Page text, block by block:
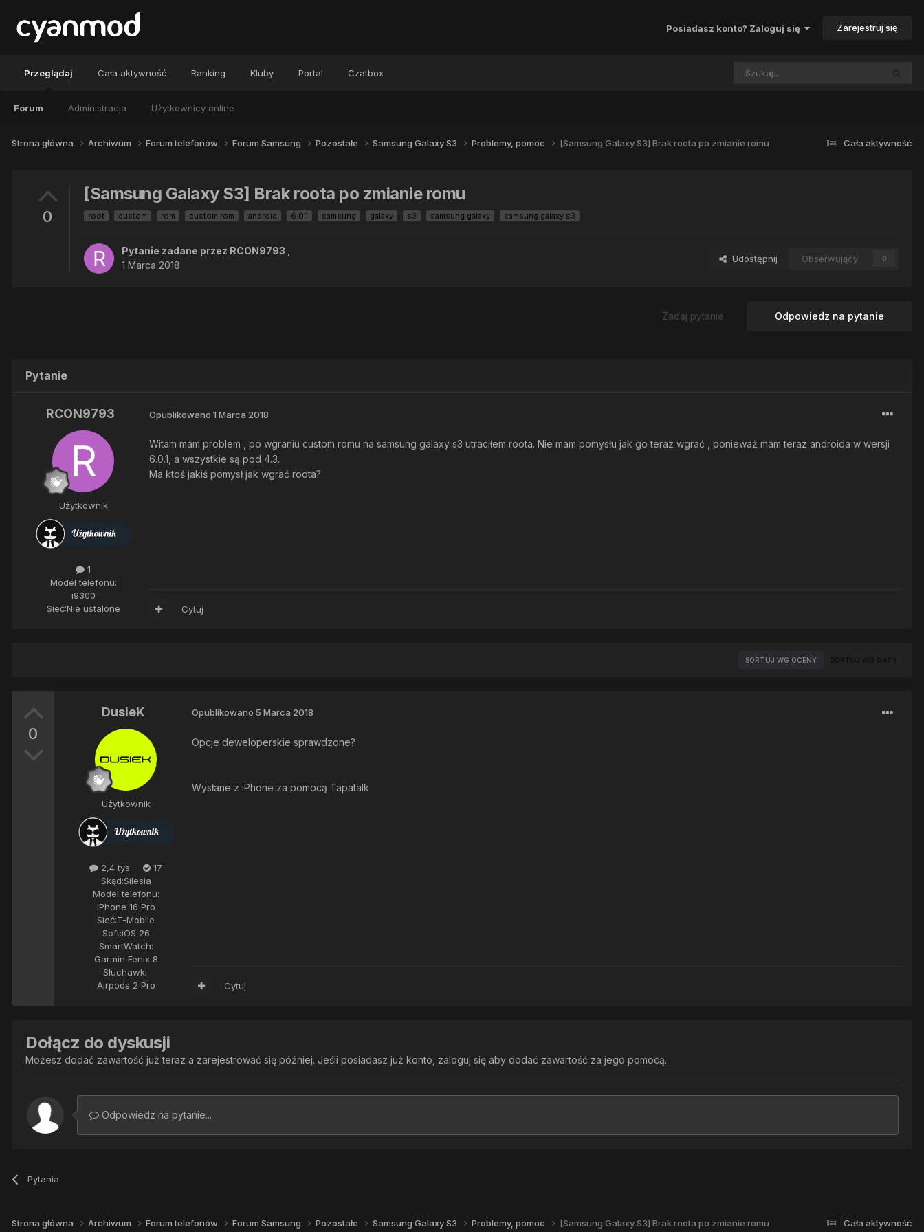
Posiadasz konto? Zaloguj się Zarejestruj się
Przeglądaj
Forum Administracja Użytkownicy online
Cała aktywność Ranking Kluby Portal Czatbox
Cała aktywność
Strona główna Archiwum Forum telefonów Forum Samsung Pozostałe Samsung Galaxy S3 Problemy, pomoc [Samsung Galaxy S3] Brak roota po zmianie romu
0
[Samsung Galaxy S3] Brak roota po zmianie romu
root custom rom custom rom android 6.0.1 samsung galaxy s3 samsung galaxy samsung galaxy s3
Pytanie zadane przez RCON9793
1 Marca 2018
Udostępnij Obserwujący 0
Odpowiedz na pytanie
Zadaj pytanie
Pytanie
RCON9793
Użytkownik
1
Model telefonu:
i9300
Sieć:Nie ustalone
Opublikowano 1 Marca 2018
Witam mam problem , po wgraniu custom romu na samsung galaxy s3 utraciłem roota. Nie mam pomysłu jak go teraz wgrać , ponieważ mam teraz androida w wersji
6.0.1, a wszystkie są pod 4.3.
Ma ktoś jakiś pomysł jak wgrać roota?
Cytuj
SORTUJ WG OCENY SORTUJ WG DATY
0
DusieK
Użytkownik
2,4 tys.
17
Skąd:Silesia
Model telefonu:
iPhone 16 Pro
Sieć:T-Mobile
Soft:iOS 26
SmartWatch:
Garmin Fenix 8
Słuchawki:
Airpods 2 Pro
Opublikowano 5 Marca 2018
Opcje deweloperskie sprawdzone?
Wysłane z iPhone za pomocą Tapatalk
Cytuj
Dołącz do dyskusji
Możesz dodać zawartość już teraz a zarejestrować się później. Jeśli posiadasz już konto, zaloguj się aby dodać zawartość za jego pomocą.
Odpowiedz na pytanie...
Pytania
Cała aktywność
Strona główna Archiwum Forum telefonów Forum Samsung Pozostałe Samsung Galaxy S3 Problemy, pomoc [Samsung Galaxy S3] Brak roota po zmianie romu